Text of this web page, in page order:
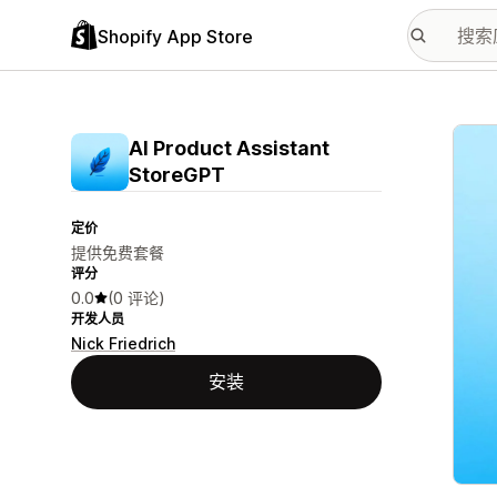
Shopify App Store
AI Product Assistant
StoreGPT
定价
提供免费套餐
评分
0.0 (0 评论)
开发人员
Nick Friedrich
安装
配图